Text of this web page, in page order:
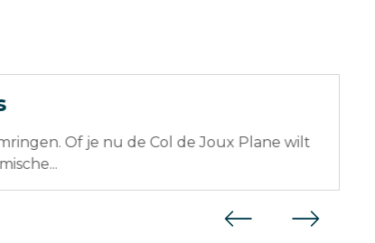
Of je nu de Col de Joux Plane wilt